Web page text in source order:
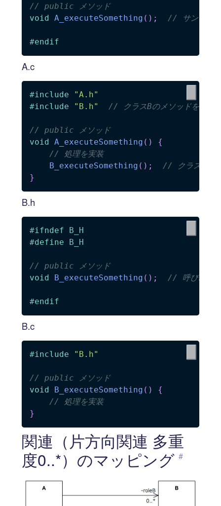
// public メソッド
void
A_executeSomething ( ) ; // サンプルコ
#endif
A.c
#include
"A.h"
#include "B.h" // クラスBのメソッドを利用
// public メソッド
void
A_executeSomething ( )
{
// 処理を実装
B_executeSomething ( ) ;
// クラスBのメ
}
B.h
#ifndef
B_H
#define B_H
// public メソッド
void
B_executeSomething ( ) ; // 呼び出され
#endif
B.c
#include "B.h"
// public メソッド
void
B_executeSomething ( )
{
// 処理を実装
}
関連（片方向関連 多重
度0..*）のマッピング #